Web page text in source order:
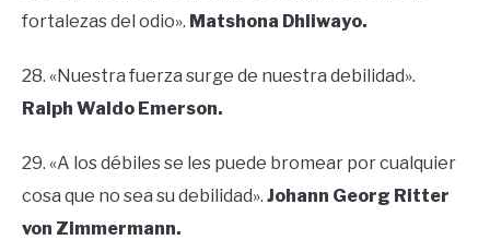
fortalezas del odio». Matshona Dhliwayo.
28. «Nuestra fuerza surge de nuestra debilidad».
Ralph Waldo Emerson.
29. «A los débiles se les puede bromear por cualquier
cosa que no sea su debilidad». Johann Georg Ritter
von Zimmermann.